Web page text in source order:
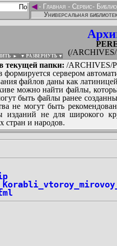
◄- Главная - Сервис-
Универсальная
(/
► ▼ РАЗВЕРНУТЬ ▼
текущей папки: /ARCHIVES/
формируется сервером
файлов даны как
можно найти файлы,
быть файлы ранее
не могут быть
изданий не для широкого
стран и народов.